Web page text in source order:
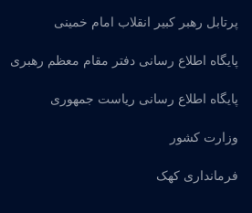
پرتابل رهبر کبیر انقلاب امام خمینی
پایگاه اطلاع رسانی دفتر مقام معظم رهبری
پایگاه اطلاع رسانی ریاست جمهوری
وزارت کشور
فرمانداری کهک